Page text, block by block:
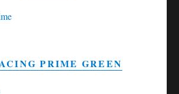
PRIME GREEN